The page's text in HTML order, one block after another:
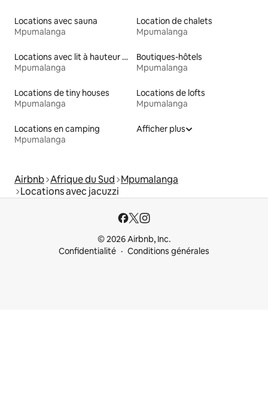
Locations avec sauna
Mpumalanga
Location de chalets
Mpumalanga
Locations avec lit à hauteur adaptée
Mpumalanga
Boutiques-hôtels
Mpumalanga
Locations de tiny houses
Mpumalanga
Locations de lofts
Mpumalanga
Locations en camping
Mpumalanga
Afficher plus
Airbnb Afrique du Sud Mpumalanga
Locations avec jacuzzi
© 2026 Airbnb, Inc.
Confidentialité
Conditions générales